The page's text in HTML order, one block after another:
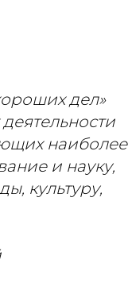
дел»
наиболее
и науку,
культуру,